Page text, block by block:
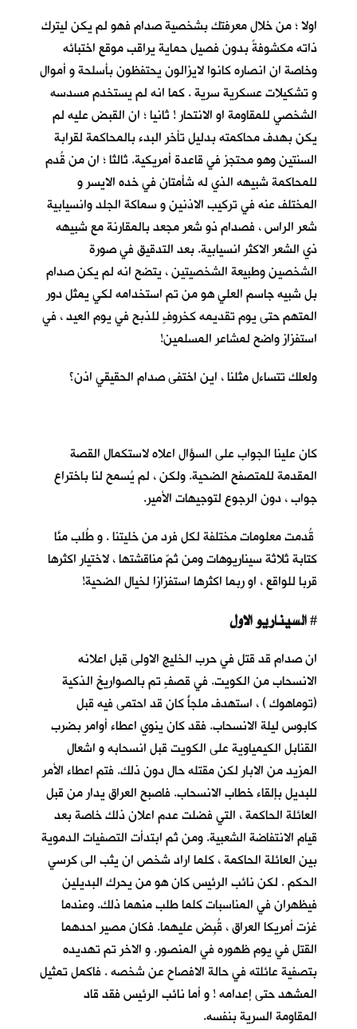
اولا ؛ من خلال معرفتك بشخصية صدام فهو لم يكن ليترك
ذاته مكشوفةً بدون فصيل حماية يراقب موقع اختبائه
وخاصة ان انصاره كانوا لايزالون يحتفظون بأسلحة و أموال
و تشكيلات عسكرية سرية . كما انه لم يستخدم مسدسه
الشخصي للمقاومة او الانتحار ! ثانيا ؛ ان القبض عليه لم
يكن بهدف محاكمته بدليل تأخر البدء بالمحاكمة لقرابة
السنتين وهو محتجز في قاعدة أمريكية. ثالثا ؛ ان من قُدم
للمحاكمة شبيهه الذي له شأمتان في خده الايسر و
المختلف عنه في تركيب الاذنين و سماكة الجلد وانسيابية
شعر الراس ، فصدام ذو شعر مجعد بالمقارنة مع شبيهه
ذي الشعر الاكثر انسيابية. بعد التدقيق في صورة
الشخصين وطبيعة الشخصيتين ، يتضح انه لم يكن صدام
بل شبيه جاسم العلي هو من تم استخدامه لكي يمثل دور
المتهم حتى يوم تقديمه كخروفٍ للذبح في يوم العيد ، في
استفزاز واضح لمشاعر المسلمين!
ولعلك تتساءل مثلنا ، اين اختفى صدام الحقيقي اذن؟
كان علينا الجواب على السؤال اعلاه لاستكمال القصة
المقدمة للمتصفح الضحية. ولكن ، لم يُسمح لنا باختراع
جواب ، دون الرجوع لتوجيهات الأمير.
قُدمت معلومات مختلفة لكل فرد من خليتنا . و طُلب منَّا
كتابة ثلاثة سيناريوهات ومن ثمّ مناقشتها ، لاختيار اكثرها
قربا للواقع ، او ربما اكثرها استفزازا لخيال الضحية!
#
ان صدام قد قتل في حرب الخليج الاولى قبل اعلانه
الانسحاب من الكويت. في قصفٍ تم بالصواريخ الذكية
(توماهوك ) ، استهدف ملجأً كان قد احتمى فيه قبل
كابوس ليلة الانسحاب. فقد كان ينوي اعطاء أوامر بضرب
القنابل الكيمياوية على الكويت قبل انسحابه و اشعال
المزيد من الابار لكن مقتله حال دون ذلك. فتم اعطاء الأمر
للبديل بإلقاء خطاب الانسحاب. فاصبح العراق يدار من قبل
العائلة الحاكمة ، التي فضلت عدم اعلان ذلك خاصة بعد
قيام الانتفاضة الشعبية. ومن ثم ابتدأت التصفيات الدموية
بين العائلة الحاكمة ، كلما اراد شخص ان يثب الى كرسي
الحكم . لكن نائب الرئيس كان هو من يحرك البديلين
فيظهران في المناسبات كلما طلب منهما ذلك. وعندما
غزت أمريكا العراق ، قُبِض عليهما. فكان مصير احدهما
القتل في يوم ظهوره في المنصور. و الاخر تم تهديده
بتصفية عائلته في حالة الافصاح عن شخصه . فاكمل تمثيل
المشهد حتى إعدامه ! و أما نائب الرئيس فقد قاد
المقاومة السرية بنفسه.